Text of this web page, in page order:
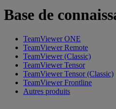
Base de
TeamViewer ONE
TeamViewer Remote
TeamViewer (Classic)
TeamViewer Tensor
TeamViewer Tensor (Classic)
TeamViewer Frontline
Autres produits